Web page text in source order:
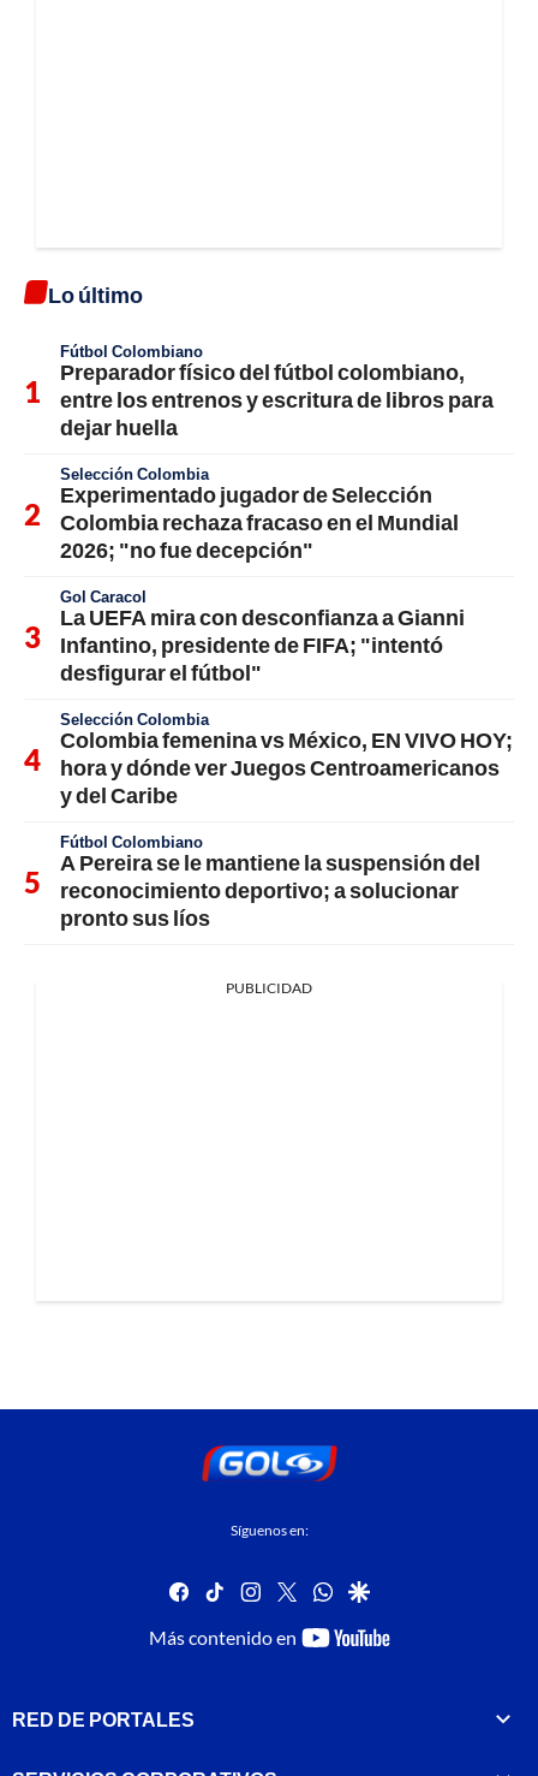
Lo último
Fútbol Colombiano
Preparador físico del fútbol colombiano,
entre los entrenos y escritura de libros para
dejar huella
Selección Colombia
Experimentado jugador de Selección
Colombia rechaza fracaso en el Mundial
2026; "no fue decepción"
Gol Caracol
La UEFA mira con desconfianza a Gianni
Infantino, presidente de FIFA; "intentó
desfigurar el fútbol"
Selección Colombia
Colombia femenina vs México, EN VIVO HOY;
hora y dónde ver Juegos Centroamericanos
y del Caribe
Fútbol Colombiano
A Pereira se le mantiene la suspensión del
reconocimiento deportivo; a solucionar
pronto sus líos
PUBLICIDAD
Síguenos en:
facebook
tiktok instagram
twitterwhatsapp
google
Más contenido en
youtube-
RED DE PORTALES